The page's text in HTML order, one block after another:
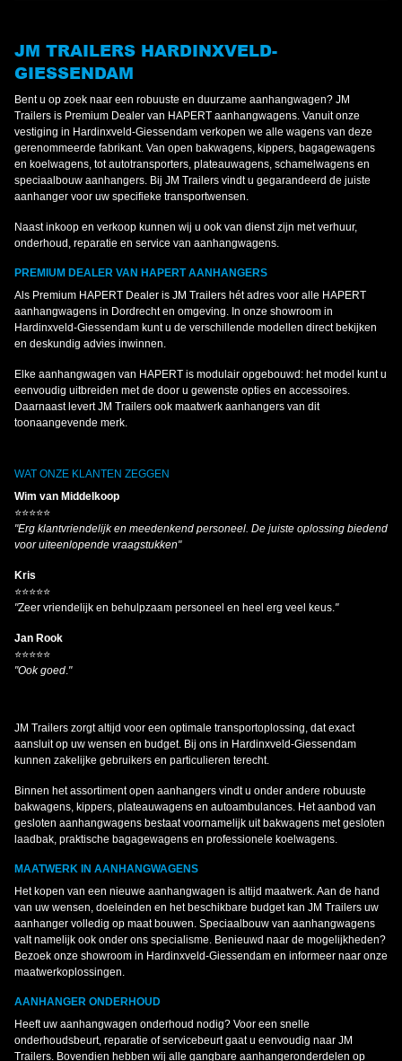
JM TRAILERS HARDINXVELD-
GIESSENDAM
Bent u op zoek naar een robuuste en duurzame aanhangwagen? JM
Trailers is Premium Dealer van HAPERT aanhangwagens. Vanuit onze
vestiging in Hardinxveld-Giessendam verkopen we alle wagens van deze
gerenommeerde fabrikant. Van open bakwagens, kippers, bagagewagens
en koelwagens, tot autotransporters, plateauwagens, schamelwagens en
speciaalbouw aanhangers. Bij JM Trailers vindt u gegarandeerd de juiste
aanhanger voor uw specifieke transportwensen.
Naast inkoop en verkoop kunnen wij u ook van dienst zijn met verhuur,
onderhoud, reparatie en service van aanhangwagens.
PREMIUM DEALER VAN HAPERT AANHANGERS
Als Premium HAPERT Dealer is JM Trailers hét adres voor alle HAPERT
aanhangwagens in Dordrecht en omgeving. In onze showroom in
Hardinxveld-Giessendam kunt u de verschillende modellen direct bekijken
en deskundig advies inwinnen.
Elke aanhangwagen van HAPERT is modulair opgebouwd: het model kunt u
eenvoudig uitbreiden met de door u gewenste opties en accessoires.
Daarnaast levert JM Trailers ook maatwerk aanhangers van dit
toonaangevende merk.
WAT ONZE KLANTEN ZEGGEN
Wim van Middelkoop
⭐⭐⭐⭐⭐
"Erg klantvriendelijk en meedenkend personeel. De juiste oplossing biedend
voor uiteenlopende vraagstukken"
Kris
⭐⭐⭐⭐⭐
"Zeer vriendelijk en behulpzaam personeel en heel erg veel keus."
Jan Rook
⭐⭐⭐⭐⭐
"Ook goed."
JM Trailers zorgt altijd voor een optimale transportoplossing, dat exact
aansluit op uw wensen en budget. Bij ons in Hardinxveld-Giessendam
kunnen zakelijke gebruikers en particulieren terecht.
Binnen het assortiment open aanhangers vindt u onder andere robuuste
bakwagens, kippers, plateauwagens en autoambulances. Het aanbod van
gesloten aanhangwagens bestaat voornamelijk uit bakwagens met gesloten
laadbak, praktische bagagewagens en professionele koelwagens.
MAATWERK IN AANHANGWAGENS
Het kopen van een nieuwe aanhangwagen is altijd maatwerk. Aan de hand
van uw wensen, doeleinden en het beschikbare budget kan JM Trailers uw
aanhanger volledig op maat bouwen. Speciaalbouw van aanhangwagens
valt namelijk ook onder ons specialisme. Benieuwd naar de mogelijkheden?
Bezoek onze showroom in Hardinxveld-Giessendam en informeer naar onze
maatwerkoplossingen.
AANHANGER ONDERHOUD
Heeft uw aanhangwagen onderhoud nodig? Voor een snelle
onderhoudsbeurt, reparatie of servicebeurt gaat u eenvoudig naar JM
Trailers. Bovendien hebben wij alle gangbare aanhangeronderdelen op